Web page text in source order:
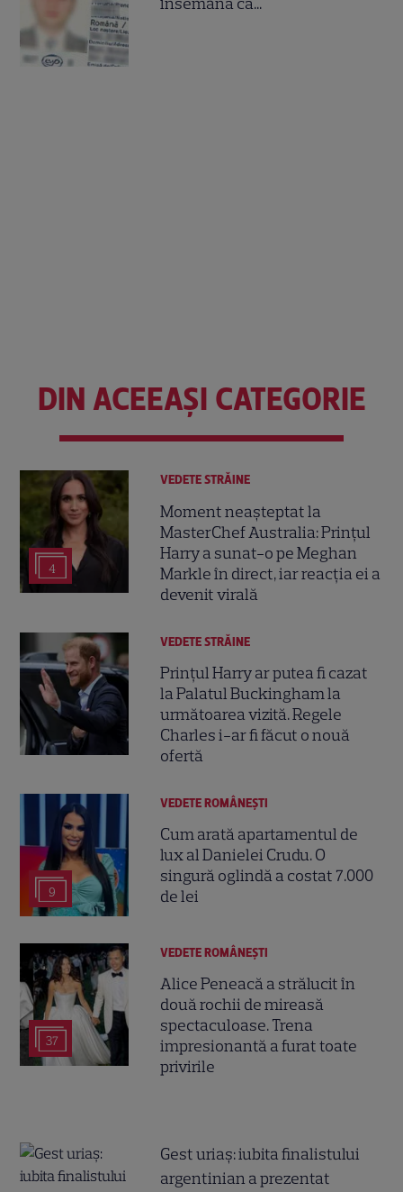
DIN ACEEAȘI CATEGORIE
4
VEDETE STRĂINE
Moment neașteptat la
MasterChef Australia: Prințul
Harry a sunat-o pe Meghan
Markle în direct, iar reacția ei a
devenit virală
VEDETE STRĂINE
Prințul Harry ar putea fi cazat
la Palatul Buckingham la
următoarea vizită. Regele
Charles i-ar fi făcut o nouă
ofertă
9
VEDETE ROMÂNEŞTI
Cum arată apartamentul de
lux al Danielei Crudu. O
singură oglindă a costat 7.000
de lei
37
VEDETE ROMÂNEŞTI
Alice Peneacă a strălucit în
două rochii de mireasă
spectaculoase. Trena
impresionantă a furat toate
privirile
Gest uriaș: iubita finalistului
argentinian a prezentat